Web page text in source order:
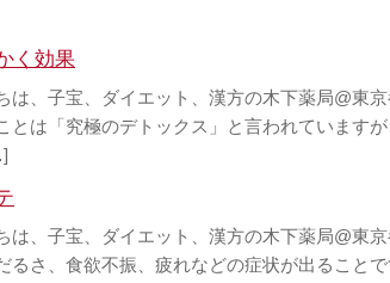
く効果
は、子宝、ダイエット、漢方の木下薬局@東
とは「究極のデトックス」と言われています
は、子宝、ダイエット、漢方の木下薬局@東
るさ、食欲不振、疲れなどの症状が出ること